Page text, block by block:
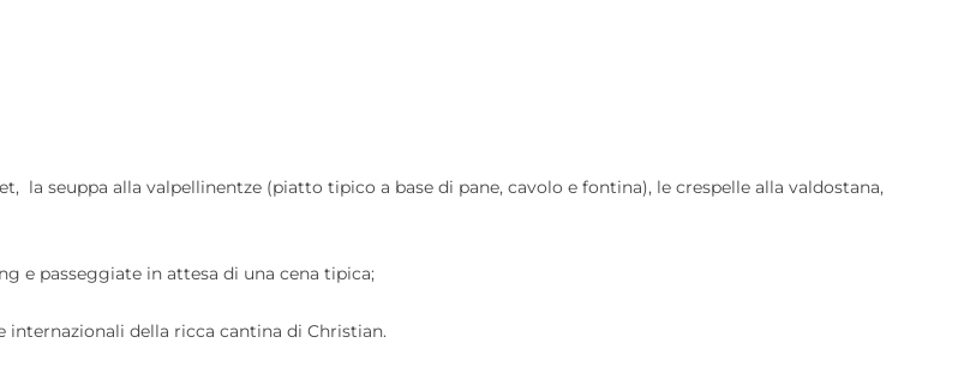
la seuppa alla valpellinentze (piatto tipico a base di pane, cavolo e fontina), le crespelle alla valdostana,
e passeggiate in attesa di una cena tipica;
della ricca cantina di Christian.